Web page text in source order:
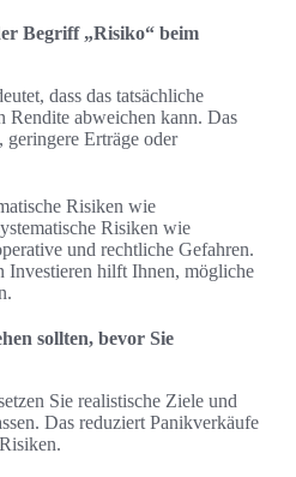
Begriff „Risiko“ beim
dass das tatsächliche
Rendite abweichen kann. Das
Erträge oder
Risiken wie
Risiken wie
und rechtliche Gefahren.
hilft Ihnen, mögliche
sollten, bevor Sie
Sie realistische Ziele und
Das reduziert Panikverkäufe